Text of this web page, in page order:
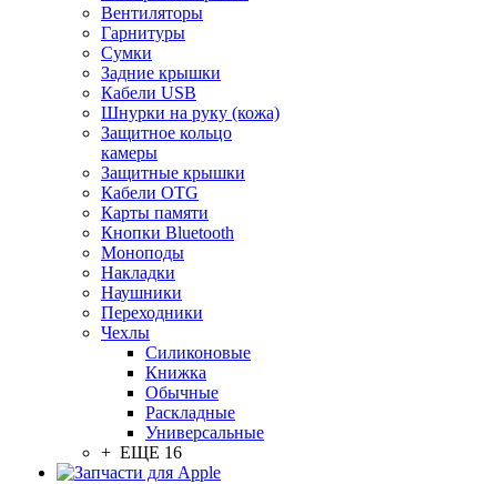
Вентиляторы
Гарнитуры
Сумки
Задние крышки
Кабели USB
Шнурки на руку (кожа)
Защитное кольцо
камеры
Защитные крышки
Кабели OTG
Карты памяти
Кнопки Bluetooth
Моноподы
Накладки
Наушники
Переходники
Чехлы
Силиконовые
Книжка
Обычные
Раскладные
Универсальные
+ ЕЩЕ 16